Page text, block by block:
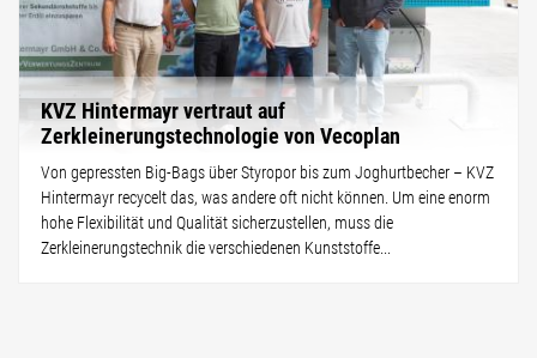
KVZ Hintermayr vertraut auf
Zerkleinerungstechnologie von Vecoplan
Von gepressten Big-Bags über Styropor bis zum Joghurtbecher – KVZ
Hintermayr recycelt das, was andere oft nicht können. Um eine enorm
hohe Flexibilität und Qualität sicherzustellen, muss die
Zerkleinerungstechnik die verschiedenen Kunststoffe...